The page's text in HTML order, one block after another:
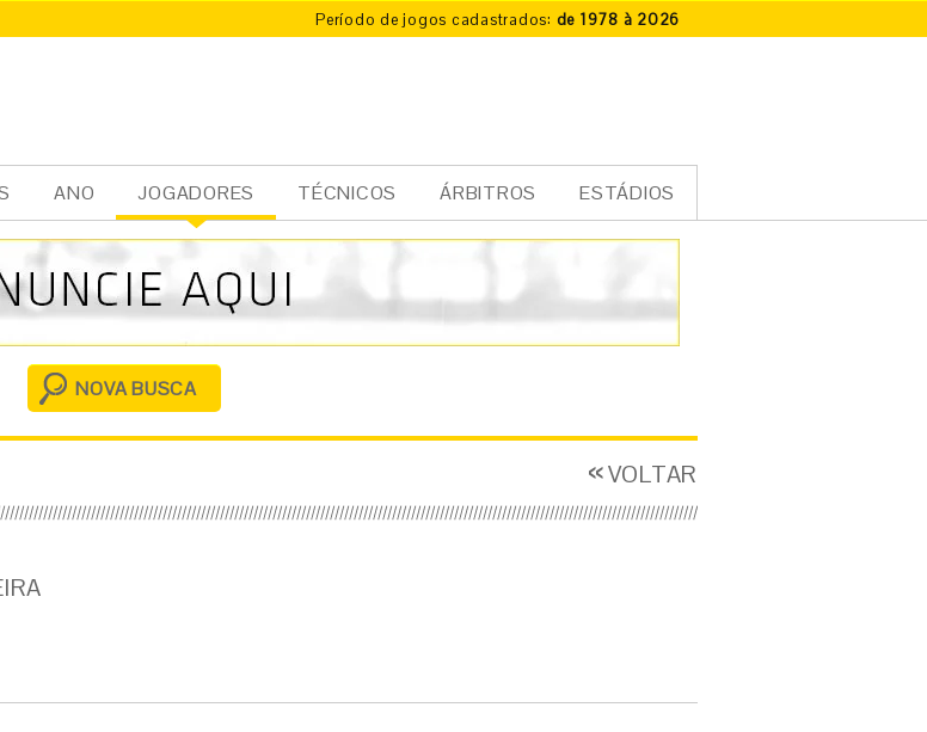
Período de jogos cadastrados: de 1978 à 2026
ANO JOGADORES TÉCNICOS ÁRBITROS ESTÁDIOS
cia
l
NOVA BUSCA
VOLTAR